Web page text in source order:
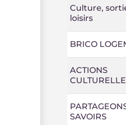
Culture,
loisirs
BRICO
ACTIONS
SAVOIRS